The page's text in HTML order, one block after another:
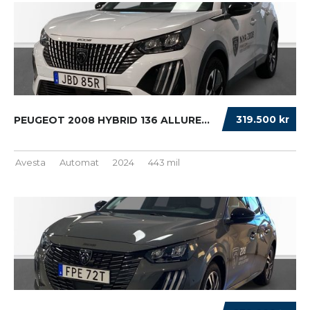
319.500 kr
PEUGEOT 2008 HYBRID 136 ALLURE...
Avesta Automat 2024 443 mil